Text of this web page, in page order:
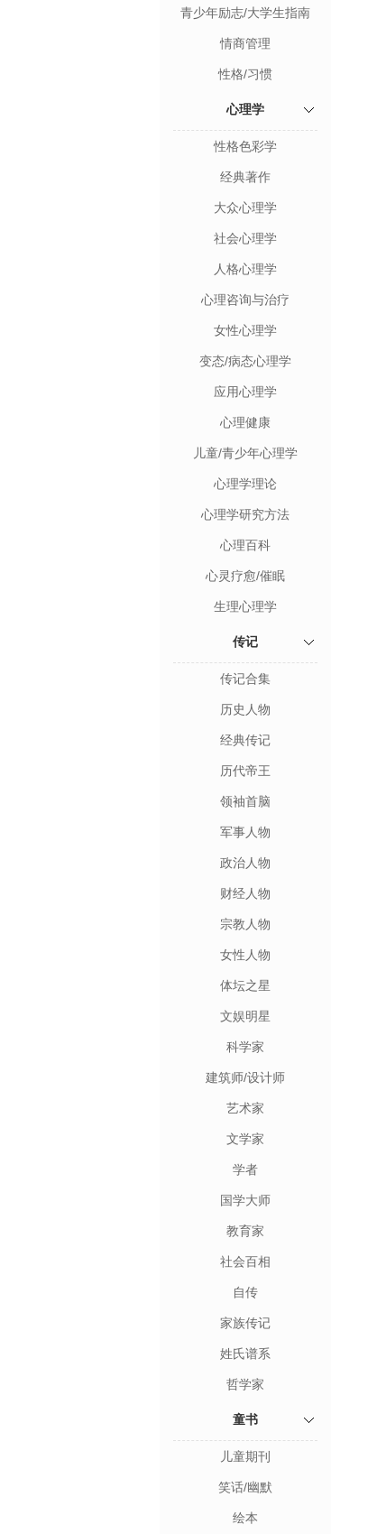
青少年励志/大学生指南
情商管理
性格/习惯
心理学
性格色彩学
经典著作
大众心理学
社会心理学
人格心理学
心理咨询与治疗
女性心理学
变态/病态心理学
应用心理学
心理健康
儿童/青少年心理学
心理学理论
心理学研究方法
心理百科
心灵疗愈/催眠
生理心理学
传记
传记合集
历史人物
经典传记
历代帝王
领袖首脑
军事人物
政治人物
财经人物
宗教人物
女性人物
体坛之星
文娱明星
科学家
建筑师/设计师
艺术家
文学家
学者
国学大师
教育家
社会百相
自传
家族传记
姓氏谱系
哲学家
童书
儿童期刊
笑话/幽默
绘本